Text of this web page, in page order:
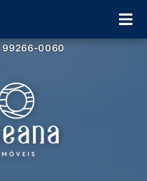
99266-0060